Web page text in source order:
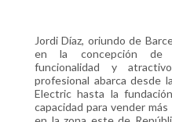
Jordi Díaz, oriundo de
en la concepción de
funcionalidad y
profesional abarca desde
Electric hasta la
capacidad para vender